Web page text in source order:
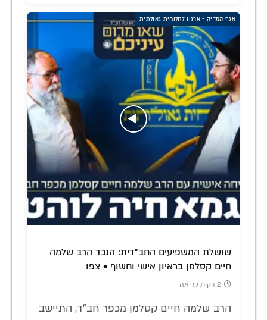
אגף המדיה - ארגון לחלוחית גאולתית
שושלת המשפיעים החב"דית: הנכד הרב שלמה
חיים קסלמן בראיון אישי וחשוף • צפו
2 דקות קריאה
הרב שלמה חיים קסלמן מכפר חב"ד, התיישב